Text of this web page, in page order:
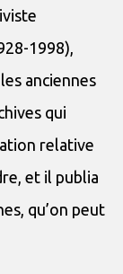
1998),
anciennes
qui
relative
et il publia
qu’on peut